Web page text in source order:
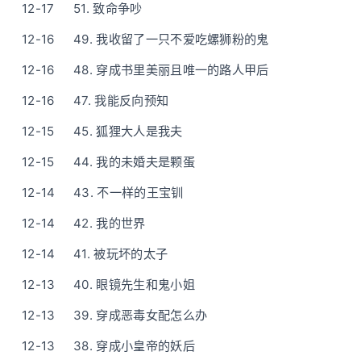
12-17
51. 致命争吵
12-16
49. 我收留了一只不爱吃螺狮粉的鬼
12-16
48. 穿成书里美丽且唯一的路人甲后
12-16
47. 我能反向预知
12-15
45. 狐狸大人是我夫
12-15
44. 我的未婚夫是颗蛋
12-14
43. 不一样的王宝钏
12-14
42. 我的世界
12-14
41. 被玩坏的太子
12-13
40. 眼镜先生和鬼小姐
12-13
39. 穿成恶毒女配怎么办
12-13
38. 穿成小皇帝的妖后